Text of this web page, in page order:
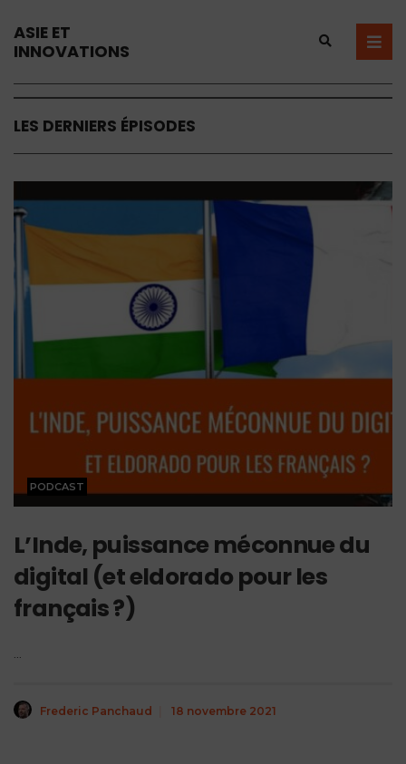
ASIE ET
INNOVATIONS
LES DERNIERS ÉPISODES
PODCAST
L’Inde, puissance méconnue du
digital (et eldorado pour les
français ?)
...
Frederic Panchaud 18 novembre 2021